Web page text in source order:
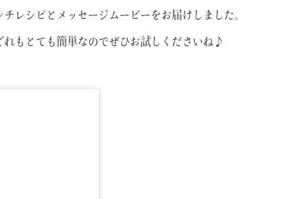
レシピとメッセージムービーをお届けしました。
もとても簡単なのでぜひお試しくださいね♪